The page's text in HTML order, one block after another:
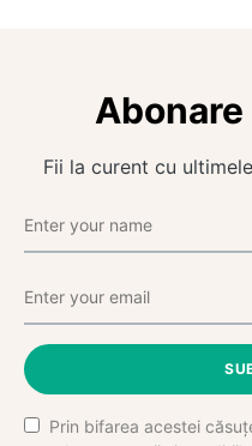
Fii la curent cu
Prin bifarea acestei